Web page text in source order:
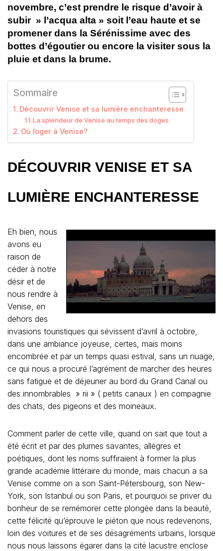
novembre, c’est prendre le risque d’avoir à
subir » l’acqua alta » soit l’eau haute et se
promener dans la Sérénissime avec des
bottes d’égoutier ou encore la visiter sous la
pluie et dans la brume.
Sommaire
Découvrir Venise et sa lumière enchanteresse
La splendeur de Venise au temps des doges
Où loger à Venise?
DÉCOUVRIR VENISE ET SA
LUMIÈRE ENCHANTERESSE
Eh bien, nous
avons eu
raison de
céder à notre
désir et de
nous rendre à
Venise, en
dehors des
invasions touristiques qui sévissent d’avril à octobre,
dans une ambiance joyeuse, certes, mais moins
encombrée et par un temps quasi estival, sans un nuage,
ce qui nous a procuré l’agrément de marcher des heures
sans fatigue et de déjeuner au bord du Grand Canal ou
des innombrables » rii » ( petits canaux ) en compagnie
des chats, des pigeons et des moineaux.
Comment parler de cette ville, quand on sait que tout a
été écrit et par des plumes savantes, allègres et
poétiques, dont les noms suffiraient à former la plus
grande académie littéraire du monde, mais chacun a sa
Venise comme on a son Saint-Pétersbourg, son New-
York, son Istanbul ou son Paris, et pourquoi se priver du
bonheur de se remémorer cette plongée dans la beauté,
cette félicité qu’éprouve le piéton que nous redevenons,
loin des voitures et de ses désagréments urbains, lorsque
nous nous laissons égarer dans la cité lacustre enclose